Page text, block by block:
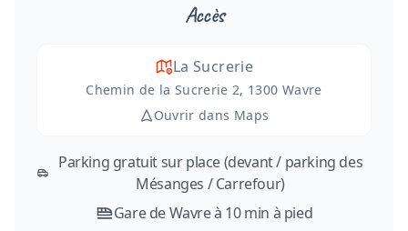
Accès
La Sucrerie
Chemin de la Sucrerie 2, 1300 Wavre
Ouvrir dans Maps
Parking gratuit sur place (devant / parking des
Mésanges / Carrefour)
Gare de Wavre à 10 min à pied